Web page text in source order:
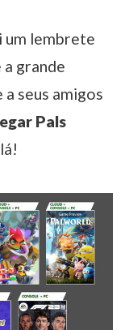
um lembrete
grande
seus amigos
Pals